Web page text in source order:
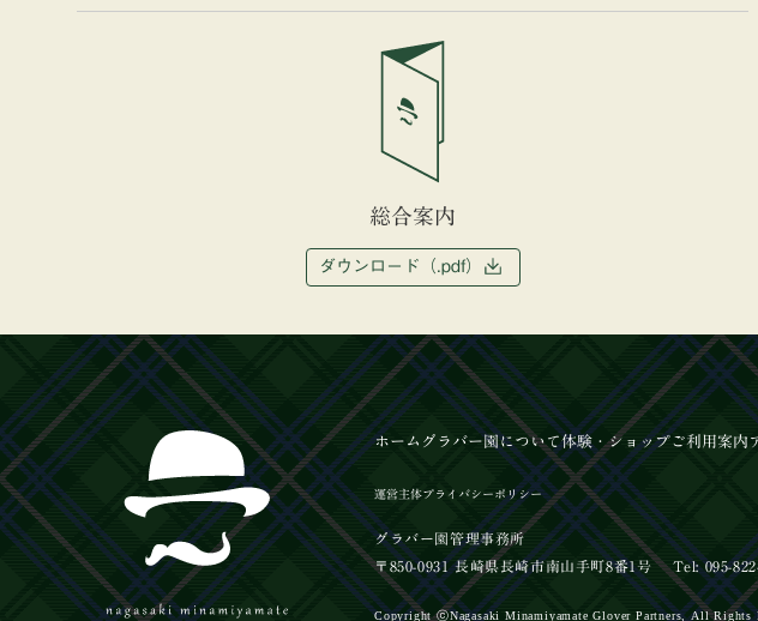
総合案内
ダウンロード（.pdf）
ホーム グラバー園について体験・ショップご利用案内
運営主体プライバシーポリシー
グラバー園管理事務所
〒850-0931 長崎県長崎市南山手町8番1号 Tel: 095-
Copyright ⓒNagasaki Minamiyamate Glover Partners,All Rights